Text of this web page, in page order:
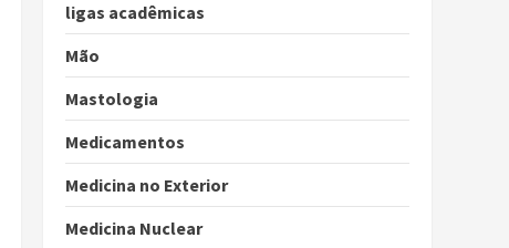
ligas acadêmicas
Mão
Mastologia
Medicamentos
Medicina no Exterior
Medicina Nuclear